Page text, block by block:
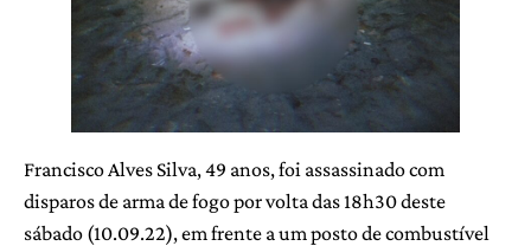
Francisco Alves Silva, 49 anos, foi assassinado com
disparos de arma de fogo por volta das 18h30 deste
sábado (10.09.22), em frente a um posto de combustível